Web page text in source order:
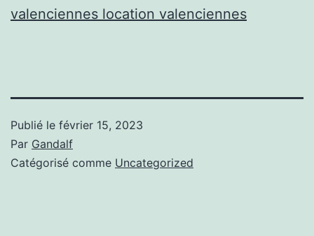
valenciennes location valenciennes
Publié le février 15, 2023
Par Gandalf
Catégorisé comme Uncategorized